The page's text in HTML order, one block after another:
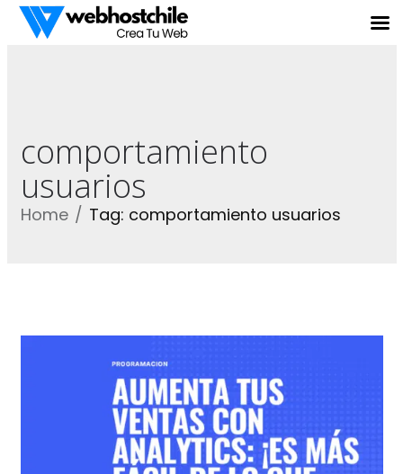
comportamiento
usuarios
Home Tag: comportamiento usuarios